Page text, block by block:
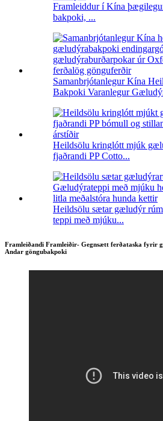
Framleiddur í Kína
bakpoki, ...
Samanbrjótanlegur Kína
Bakpoki Varanlegur
Heildsölu kringlótt mjúk
fjaðrandi PP Cotto...
Heildsölu sætar gæludýr
teppi með mjúku...
Framleiðandi Framleiðir- Gegnsætt ferðataska fyrir
Andar göngubakpoki